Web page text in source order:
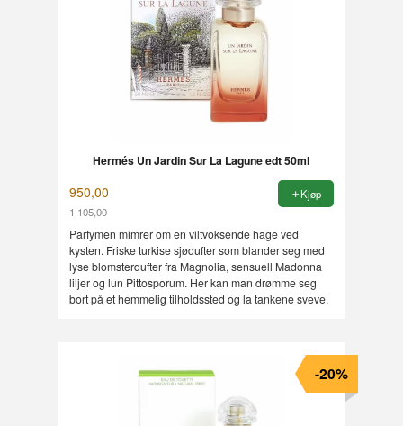
Hermés Un Jardin Sur La Lagune edt 50ml
950,00
1 105,00
Rabatt
Kjøp
Parfymen mimrer om en viltvoksende hage ved
kysten. Friske turkise sjødufter som blander seg med
lyse blomsterdufter fra Magnolia, sensuell Madonna
liljer og lun Pittosporum. Her kan man drømme seg
bort på et hemmelig tilholdssted og la tankene sveve.
-20%